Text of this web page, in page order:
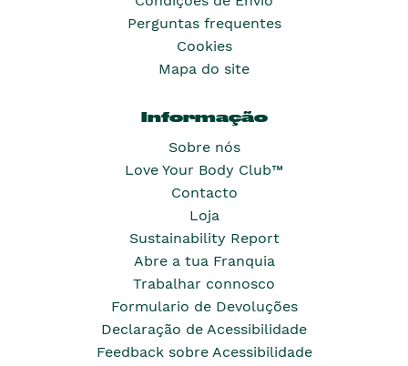
Perguntas frequentes
Cookies
Mapa do site
Informação
Sobre nós
Love Your Body Club™
Contacto
Loja
Sustainability Report
Abre a tua Franquia
Trabalhar connosco
Formulario de Devoluções
Declaração de Acessibilidade
Feedback sobre Acessibilidade